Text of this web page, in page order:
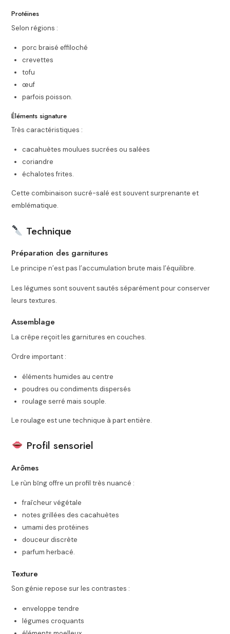
Protéines
Selon régions :
porc braisé effiloché
crevettes
tofu
œuf
parfois poisson.
Éléments signature
Très caractéristiques :
cacahuètes moulues sucrées ou salées
coriandre
échalotes frites.
Cette combinaison sucré-salé est souvent surprenante et
emblématique.
Technique
Préparation des garnitures
Le principe n’est pas l’accumulation brute mais l’équilibre.
Les légumes sont souvent sautés séparément pour conserver
leurs textures.
Assemblage
La crêpe reçoit les garnitures en couches.
Ordre important :
éléments humides au centre
poudres ou condiments dispersés
roulage serré mais souple.
Le roulage est une technique à part entière.
Profil sensoriel
Arômes
Le rùn bǐng offre un profil très nuancé :
fraîcheur végétale
notes grillées des cacahuètes
umami des protéines
douceur discrète
parfum herbacé.
Texture
Son génie repose sur les contrastes :
enveloppe tendre
légumes croquants